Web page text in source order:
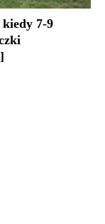
kiedy 7-9